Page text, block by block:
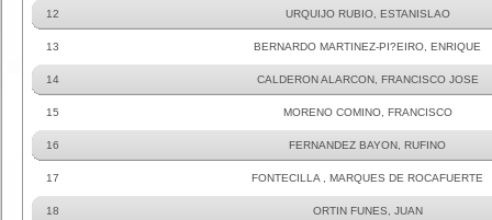
12 URQUIJO RUBIO, ESTANISLAO
13 BERNARDO MARTINEZ-PI?EIRO, ENRIQUE
14 CALDERON ALARCON, FRANCISCO JOSE
15 MORENO COMINO, FRANCISCO
16 FERNANDEZ BAYON, RUFINO
17 FONTECILLA , MARQUES DE ROCAFUERTE
18 ORTIN FUNES, JUAN